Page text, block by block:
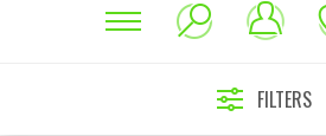
FILTERS